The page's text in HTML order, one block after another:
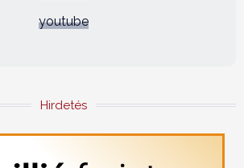
youtube
Hirdetés